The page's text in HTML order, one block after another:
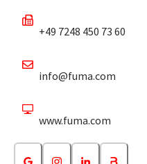
+49 7248 450 73 60
info@fuma.com
www.fuma.com